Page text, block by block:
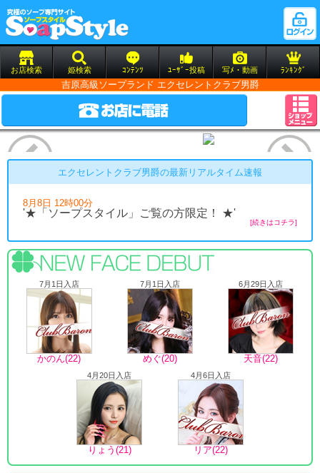
お店検索 姫検索 ｺﾝﾃﾝﾂ ﾕｰｻﾞｰ投稿 写ﾒ・動画 ﾗﾝｷﾝｸﾞ
吉原高級ソープランド エクセレントクラブ男爵
エクセレントクラブ男爵の最新リアルタイム速報
8月8日 12時00分
'★「ソープスタイル」ご覧の方限定！ ★'
[続きはコチラ]
7月1日入店
かのん(22)
7月1日入店
めぐ(20)
6月29日入店
天音(22)
4月20日入店
りょう(21)
4月6日入店
リア(22)